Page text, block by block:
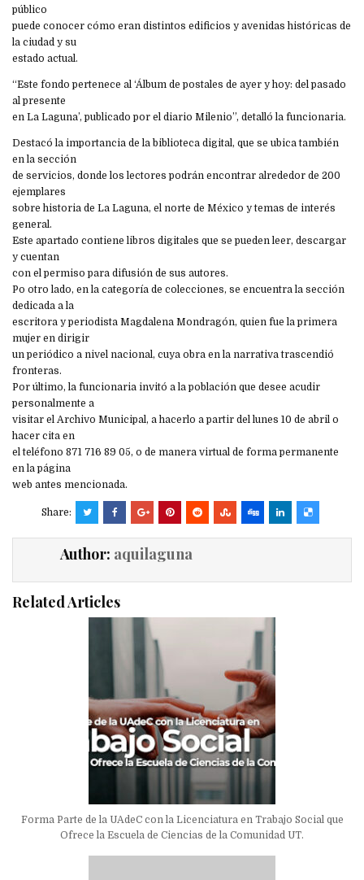
público
puede conocer cómo eran distintos edificios y avenidas históricas de
la ciudad y su
estado actual.
“Este fondo pertenece al ‘Álbum de postales de ayer y hoy: del pasado
al presente
en La Laguna’, publicado por el diario Milenio”, detalló la funcionaria.
Destacó la importancia de la biblioteca digital, que se ubica también
en la sección
de servicios, donde los lectores podrán encontrar alrededor de 200
ejemplares
sobre historia de La Laguna, el norte de México y temas de interés
general.
Este apartado contiene libros digitales que se pueden leer, descargar
y cuentan
con el permiso para difusión de sus autores.
Po otro lado, en la categoría de colecciones, se encuentra la sección
dedicada a la
escritora y periodista Magdalena Mondragón, quien fue la primera
mujer en dirigir
un periódico a nivel nacional, cuya obra en la narrativa trascendió
fronteras.
Por último, la funcionaria invitó a la población que desee acudir
personalmente a
visitar el Archivo Municipal, a hacerlo a partir del lunes 10 de abril o
hacer cita en
el teléfono 871 716 89 05, o de manera virtual de forma permanente
en la página
web antes mencionada.
Share:
Author: aquilaguna
Related Articles
Forma Parte de la UAdeC con la Licenciatura en Trabajo Social que
Ofrece la Escuela de Ciencias de la Comunidad UT.